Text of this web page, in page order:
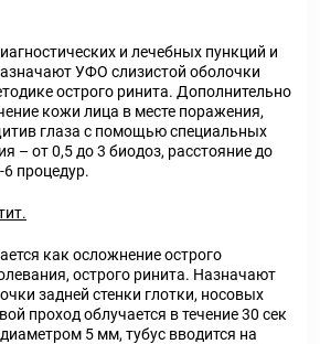
и лечебных пункций и
УФО слизистой оболочки
острого ринита. Дополнительно
кожи лица в месте поражения,
глаза с помощью специальных
– от 0,5 до 3 биодоз, расстояние до
процедур.
как осложнение острого
острого ринита. Назначают
задней стенки глотки, носовых
проход облучается в течение 30 сек
5 мм, тубус вводится на